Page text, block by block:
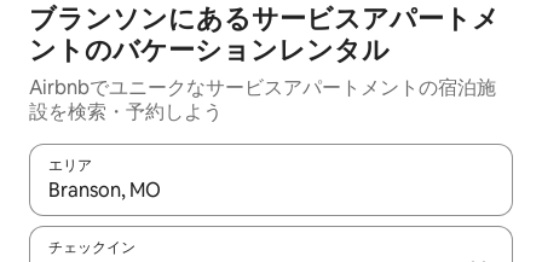
ブランソンにあるサービスアパートメ
ントのバケーションレンタル
Airbnbでユニークなサービスアパートメントの宿泊施
設を検索・予約しよう
エリア
検索結果が表示されたら、上下の矢印キーを使って移動するか
チェックイン